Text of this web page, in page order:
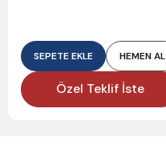
SEPETE EKLE HEMEN AL
Özel Teklif İste